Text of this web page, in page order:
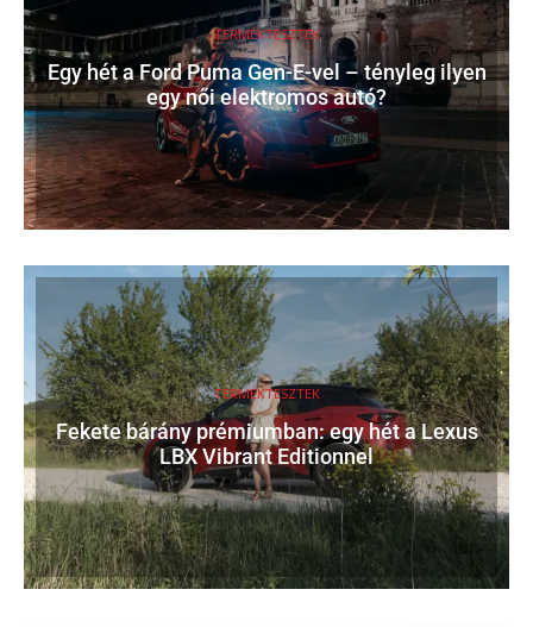
TERMÉKTESZTEK
Egy hét a Ford Puma Gen-E-vel – tényleg ilyen
egy női elektromos autó?
TERMÉKTESZTEK
Fekete bárány prémiumban: egy hét a Lexus
LBX Vibrant Editionnel